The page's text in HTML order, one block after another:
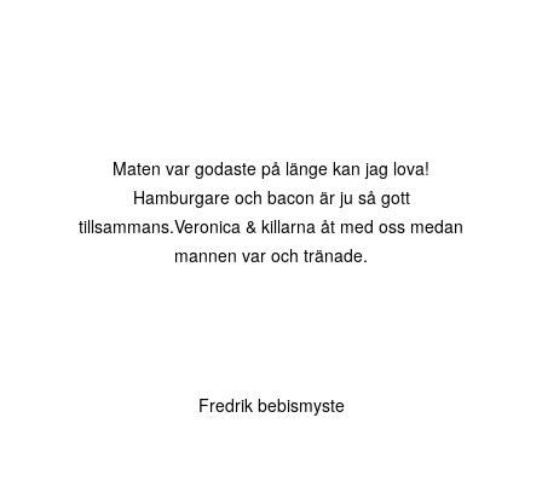
Maten var godaste på länge kan jag lova!
Hamburgare och bacon är ju så gott
tillsammans.Veronica & killarna åt med oss medan
mannen var och tränade.
Fredrik bebismyste